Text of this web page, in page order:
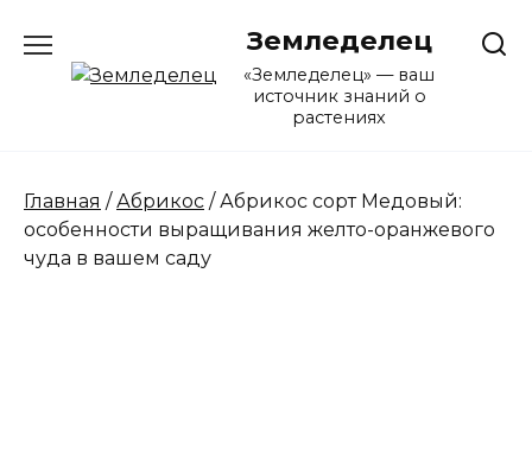
содержанию
Земледелец
«Земледелец» — ваш
источник знаний о
растениях
Главная /Абрикос / Абрикос сорт Медовый:
особенности выращивания желто-оранжевого
чуда в вашем саду